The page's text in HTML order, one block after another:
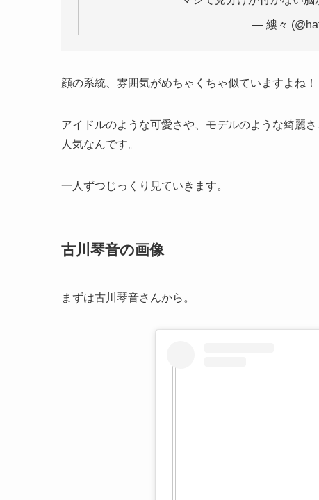
— 縷々
顔の系統、雰囲気がめちゃくちゃ似ていますよね！
アイドルのような可愛さや、モデルのような綺麗
人気なんです。
一人ずつじっくり見ていきます。
古川琴音の画像
まずは古川琴音さんから。